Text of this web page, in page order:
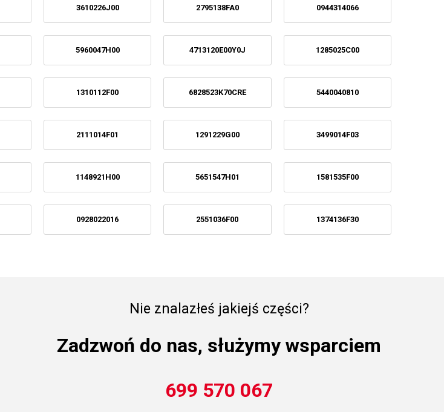
3610226J00 2795138FA0 0944314066
5960047H00 4713120E00Y0J 1285025C00
1310112F00 6828523K70CRE 5440040810
2111014F01 1291229G00 3499014F03
1148921H00 5651547H01 1581535F00
0928022016 2551036F00 1374136F30
Nie znalazłeś jakiejś części?
Zadzwoń do nas, służymy wsparciem
699 570 067